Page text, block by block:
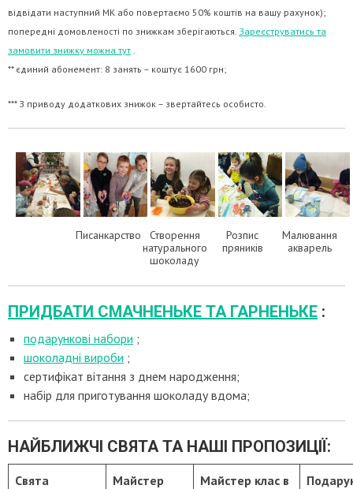
відвідати наступний МК або повертаємо 50% коштів на вашу рахунок);
попередні домовленості по знижкам зберігаються. Зареєструватись та
замовити знижку можна тут .
** єдиний абонемент: 8 занять – коштує 1600 грн;
*** З приводу додаткових знижок – звертайтесь особисто.
Писанкарство
Створення
натурального
шоколаду
Розпис
пряників
Малювання
акварель
ПРИДБАТИ СМАЧНЕНЬКЕ ТА ГАРНЕНЬКЕ :
подарункові набори ;
шоколадні вироби ;
сертифікат вітання з днем ​​народження;
набір для приготування шоколаду вдома;
НАЙБЛИЖЧІ СВЯТА ТА НАШІ ПРОПОЗИЦІЇ:
Свята
Майстер
Майстер клас в